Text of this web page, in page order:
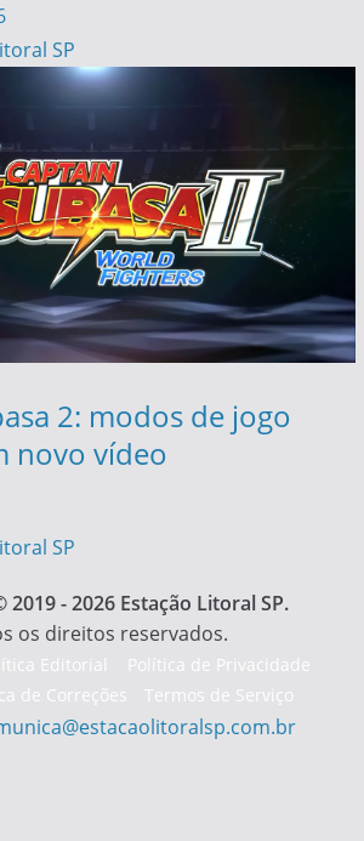
SP
2: modos de jogo
novo vídeo
SP
- 2026 Estação Litoral SP.
os direitos reservados.
Editorial
de Correções
Política de Privacidade
Termos de Serviço